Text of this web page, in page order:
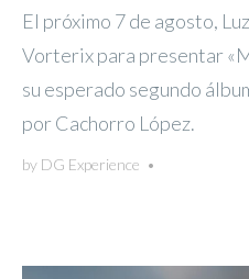
El próximo 7 de agosto,
Vorterix para presentar
su esperado segundo
por Cachorro López.
by DG Experience •